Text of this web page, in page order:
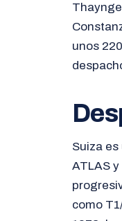
unos
Suiza
ATLAS
como